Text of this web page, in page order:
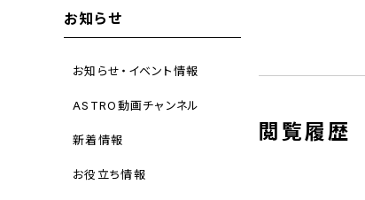
お知らせ
お知らせ・イベント情報
ASTRO動画チャンネル
新着情報
お役立ち情報
閲覧履歴